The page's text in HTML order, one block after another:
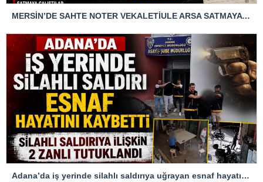
MERSİN’DE SAHTE NOTER VEKALETİULE ARSA SATMAYA ÇALIŞTIRLAR
Adana’da iş yerinde silahlı saldırıya uğrayan esnaf hayatını kaybetti